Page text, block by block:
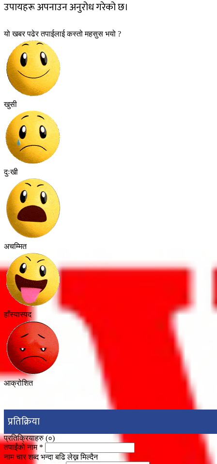
उपायहरू अपनाउन अनुरोध गरेको छ।
यो खबर पढेर तपाईलाई कस्तो महसुस भयो ?
खुसी
दुःखी
अचम्मित
हाँस्यास्पद
आक्रोशित
प्रतिक्रिया
प्रतिक्रियाहरु (०)
तपाईंको नाम *
नाम चार शब्द भन्दा बढि लेख्न मिल्दैन